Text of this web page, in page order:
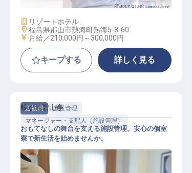
施設業態
リゾートホテル
勤務地
福島県郡山市熱海町熱海5-8-60
給与
月給／210,000円～ 300,000円
キープする 詳しく見る
正社員
施設管理
マネージャー・支配人（施設管理）
鏡が池碧山亭
おもてなしの舞台を支える施設管理。安心の個室
寮で新生活を始めませんか。